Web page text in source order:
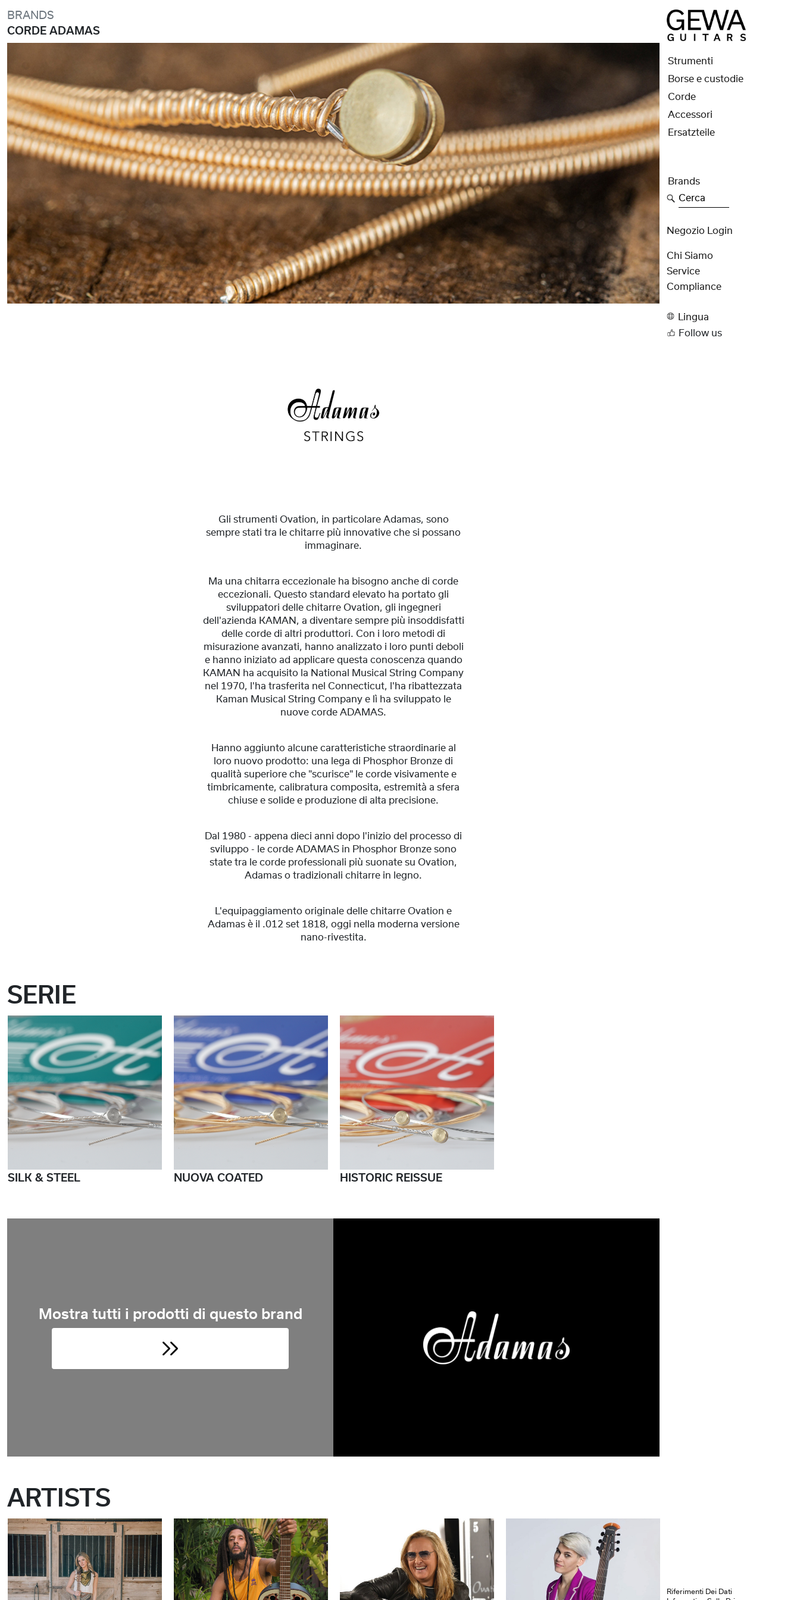
BRANDS
CORDE ADAMAS
Gli strumenti Ovation, in particolare Adamas, sono
sempre stati tra le chitarre più innovative che si possano
immaginare.
Ma una chitarra eccezionale ha bisogno anche di corde
eccezionali. Questo standard elevato ha portato gli
sviluppatori delle chitarre Ovation, gli ingegneri
dell'azienda KAMAN, a diventare sempre più insoddisfatti
delle corde di altri produttori. Con i loro metodi di
misurazione avanzati, hanno analizzato i loro punti deboli
e hanno iniziato ad applicare questa conoscenza quando
KAMAN ha acquisito la National Musical String Company
nel 1970, l'ha trasferita nel Connecticut, l'ha ribattezzata
Kaman Musical String Company e lì ha sviluppato le
nuove corde ADAMAS.
Hanno aggiunto alcune caratteristiche straordinarie al
loro nuovo prodotto: una lega di Phosphor Bronze di
qualità superiore che "scurisce" le corde visivamente e
timbricamente, calibratura composita, estremità a sfera
chiuse e solide e produzione di alta precisione.
Dal 1980 - appena dieci anni dopo l'inizio del processo di
sviluppo - le corde ADAMAS in Phosphor Bronze sono
state tra le corde professionali più suonate su Ovation,
Adamas o tradizionali chitarre in legno.
L'equipaggiamento originale delle chitarre Ovation e
Adamas è il .012 set 1818, oggi nella moderna versione
nano-rivestita.
SERIE
SILK & STEEL NUOVA COATED HISTORIC REISSUE
Mostra tutti i prodotti di questo brand
ARTISTS
Strumenti
Borse e custodie
Corde
Accessori
Ersatzteile
Brands
Cerca
Negozio Login
Chi Siamo
Service
Compliance
Lingua
Follow us
Riferimenti Dei Dati